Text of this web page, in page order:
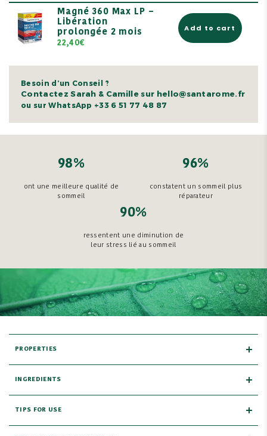
Magné 360 Max LP –
Libération
prolongée 2 mois
22,40€
Add to cart
Besoin d’un Conseil ?
Contactez Sarah & Camille sur hello@santarome.fr
ou sur WhatsApp +33 6 51 77 48 87
98%
ont une meilleure qualité de
sommeil
96%
constatent un sommeil plus
réparateur
90%
ressentent une diminution de
leur stress lié au sommeil
PROPERTIES
INGREDIENTS
TIPS FOR USE